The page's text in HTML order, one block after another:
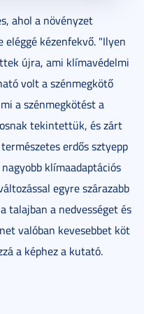
ahol a növényzet
eléggé kézenfekvő. "Ilyen
újra, ami klímavédelmi
volt a szénmegkötő
a szénmegkötést a
tekintettük, és zárt
erdős sztyepp
klímaadaptációs
egyre szárazabb
talajban a nedvességet és
valóban kevesebbet köt
a képhez a kutató.